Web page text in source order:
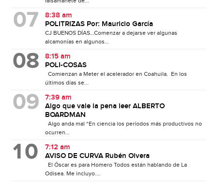
8:38 am
POLITRIZAS Por: Mauricio García
CJ BUENOS DÍAS…Comenzar a dejarse ver algunas
alcamonías en algunos...
8:15 am
POLI-COSAS
Comienzan a Meter el acelerador en Coahuila. En los
últimos días se...
7:39 am
Algo que vale la pena leer ALBERTO
BOARDMAN
Algo anda mal “En ciencia los períodos más productivos no
ocurren...
7:12 am
AVISO DE CURVA Rubén Olvera
El Óscar es para Homero Todos están hablando de La
Odisea. Me incluyo....